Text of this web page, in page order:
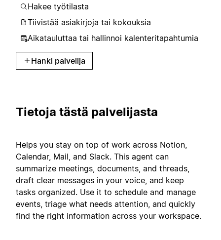
Hakee työtilasta
Tiivistää asiakirjoja tai kokouksia
Aikatauluttaa tai hallinnoi kalenteritapahtumia
Hanki palvelija
Tietoja tästä palvelijasta
Helps you stay on top of work across Notion,
Calendar, Mail, and Slack. This agent can
summarize meetings, documents, and threads,
draft clear messages in your voice, and keep
tasks organized. Use it to schedule and manage
events, triage what needs attention, and quickly
find the right information across your workspace.